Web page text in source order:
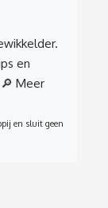
en
🔎 Meer
en sluit geen